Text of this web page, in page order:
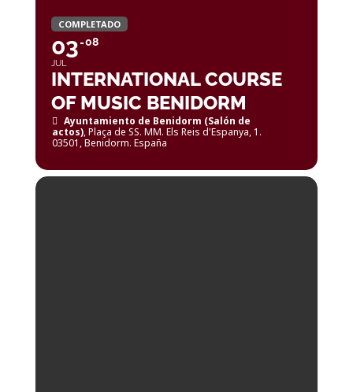
COMPLETADO
03
JUL
08
INTERNATIONAL COURSE
OF MUSIC BENIDORM
Ayuntamiento de Benidorm (Salón de
actos), Plaça de SS. MM. Els Reis d'Espanya, 1.
03501, Benidorm. España